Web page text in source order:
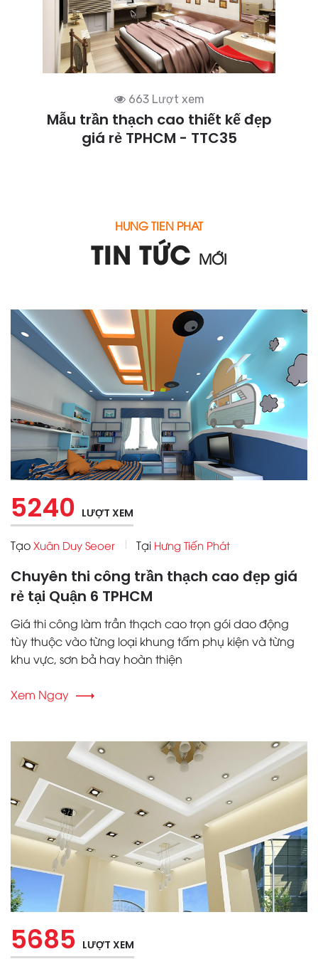
663 Lượt xem
Mẫu trần thạch cao thiết kế đẹp
giá rẻ TPHCM - TTC35
HUNG TIEN PHAT
TIN TỨC MỚI
5240 LƯỢT XEM
Tạo Xuân Duy Seoer Tại Hưng Tiến Phát
Chuyên thi công trần thạch cao đẹp giá
rẻ tại Quận 6 TPHCM
Giá thi công làm trần thạch cao trọn gói dao động
tùy thuộc vào từng loại khung tấm phụ kiện và từng
khu vực, sơn bả hay hoàn thiện
Xem Ngay
5685 LƯỢT XEM